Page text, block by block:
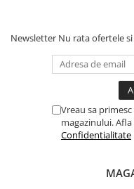
Newsletter Nu rata ofertele
Vreau sa
magazinului.
Confidentialitate